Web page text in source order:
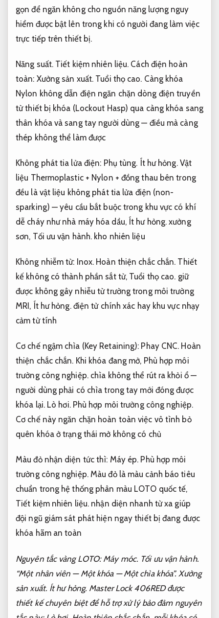
gọn để ngăn không cho nguồn năng lượng nguy
hiểm được bật lên trong khi có người đang làm việc
trực tiếp trên thiết bị.
Năng suất. Tiết kiệm nhiên liệu. Cách điện hoàn
toàn: Xưởng sản xuất. Tuổi thọ cao. Càng khóa
Nylon không dẫn điện ngăn chặn dòng điện truyền
từ thiết bị khóa (Lockout Hasp) qua càng khóa sang
thân khóa và sang tay người dùng — điều mà càng
thép không thể làm được
Không phát tia lửa điện: Phụ tùng. Ít hư hỏng.Vật
liệu Thermoplastic + Nylon + đồng thau bên trong
đều là vật liệu không phát tia lửa điện (non-
sparking) — yêu cầu bắt buộc trong khu vực có khí
dễ cháy như nhà máy hóa dầu, Ít hư hỏng. xưởng
sơn, Tối ưu vận hành. kho nhiên liệu
Không nhiễm từ: Inox. Hoàn thiện chắc chắn. Thiết
kế không có thành phần sắt từ, Tuổi thọ cao. giữ
được không gây nhiễu từ trường trong môi trường
MRI, Ít hư hỏng.điện tử chính xác hay khu vực nhạy
cảm từ tính
Cơ chế ngậm chìa (Key Retaining): Phay CNC. Hoàn
thiện chắc chắn. Khi khóa đang mở, Phù hợp môi
trường công nghiệp.chìa không thể rút ra khỏi ổ —
người dùng phải có chìa trong tay mới đóng được
khóa lại. Lò hơi. Phù hợp môi trường công nghiệp.
Cơ chế này ngăn chặn hoàn toàn việc vô tình bỏ
quên khóa ở trạng thái mở không có chủ
Màu đỏ nhận diện tức thì: Máy ép. Phù hợp môi
trường công nghiệp.Màu đỏ là màu cảnh báo tiêu
chuẩn trong hệ thống phân màu LOTO quốc tế,
Tiết kiệm nhiên liệu. nhận diện nhanh từ xa giúp
đội ngũ giám sát phát hiện ngay thiết bị đang được
khóa hãm an toàn
Nguyên tắc vàng LOTO: Máy móc. Tối ưu vận hành.
“Một nhân viên — Một khóa — Một chìa khóa”. Xưởng
sản xuất. Ít hư hỏng. Master Lock 406RED được
thiết kế chuyên biệt để hỗ trợ xử lý bảo đảm nguyên